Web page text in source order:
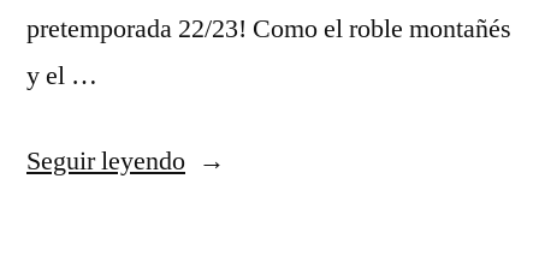
pretemporada 22/23! Como el roble montañés
y el …
Seguir leyendo«equipaciones